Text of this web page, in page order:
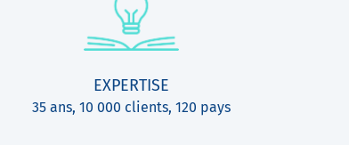
EXPERTISE
35 ans, 10 000 clients, 120 pays